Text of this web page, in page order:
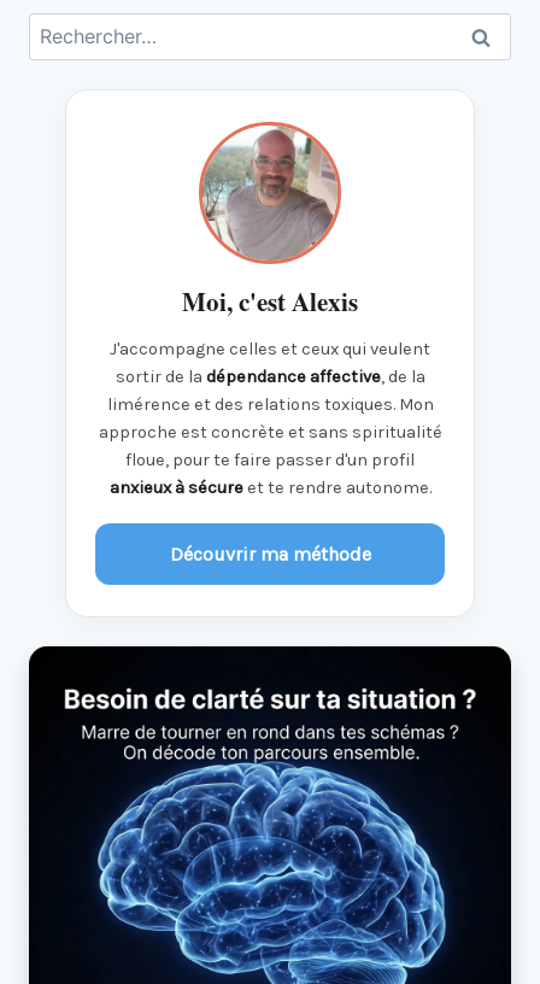
Rechercher :
Moi, c'est Alexis
J'accompagne celles et ceux qui veulent
sortir de la dépendance affective, de la
limérence et des relations toxiques. Mon
approche est concrète et sans spiritualité
floue, pour te faire passer d'un profil
anxieux à sécureet te rendre autonome.
Découvrir ma méthode